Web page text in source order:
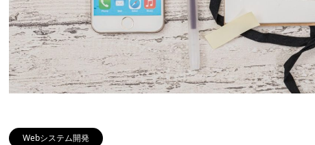
Webシステム開発